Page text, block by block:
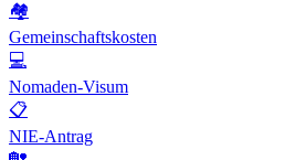
🏘️
Gemeinschaftskosten
💻
Nomaden-Visum
📋
NIE-Antrag